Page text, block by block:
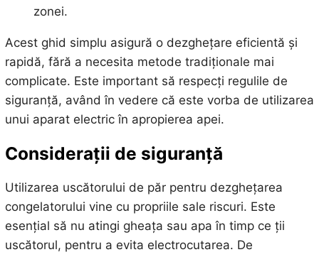
zonei.
Acest ghid simplu asigură o dezghețare eficientă și
rapidă, fără a necesita metode tradiționale mai
complicate. Este important să respecți regulile de
siguranță, având în vedere că este vorba de utilizarea
unui aparat electric în apropierea apei.
Considerații de siguranță
Utilizarea uscătorului de păr pentru dezghețarea
congelatorului vine cu propriile sale riscuri. Este
esențial să nu atingi gheața sau apa în timp ce ții
uscătorul, pentru a evita electrocutarea. De